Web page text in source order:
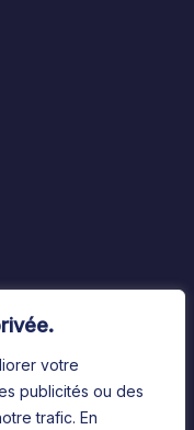
votre
publicités ou des
trafic. En